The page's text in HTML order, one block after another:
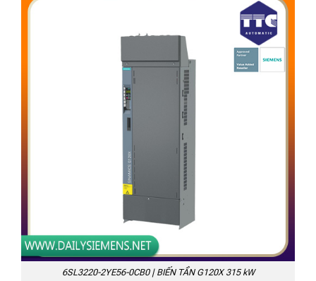
6SL3220-2YE56-0CB0 | BIẾN TẦN G120X 315 kW